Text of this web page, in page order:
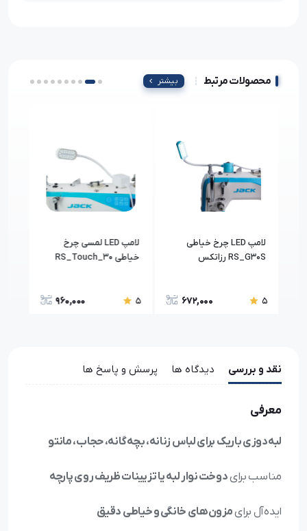
محصولات مرتبط بیشتر
لامپ LED چرخ خیاطی
RS_G30S رزاتکس
5
672,000
لامپ LED لمسی چرخ
خیاطی RS_Touch_30
5
960,000
نقد و بررسی دیدگاه ها پرسش و پاسخ ها
معرفی
لبه‌دوزی باریک برای لباس زنانه، بچه‌گانه، حجاب، مانتو
مناسب برایدوخت نوار لبه یا تزیینات ظریف روی پارچه
ایده‌آل برایمزون‌های خانگی و خیاطی دقیق